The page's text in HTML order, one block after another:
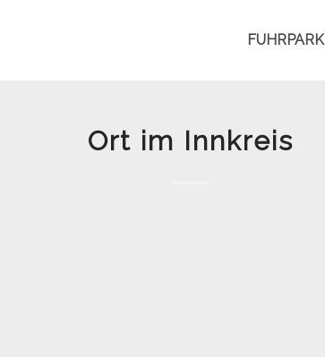
FUHRPARK
Ort im Innkreis